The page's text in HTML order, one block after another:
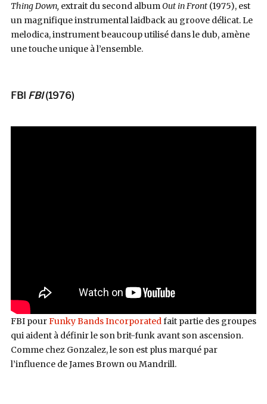
Thing Down, extrait du second albumOut in Front (1975), est
un magnifique instrumental laidback au groove délicat. Le
melodica, instrument beaucoup utilisé dans le dub, amène
une touche unique à l’ensemble.
FBI FBI(1976)
FBI pourFunky Bands Incorporated fait partie des groupes
qui aident à définir le son brit-funk avant son ascension.
Comme chez Gonzalez, le son est plus marqué par
l’influence de James Brown ou Mandrill.